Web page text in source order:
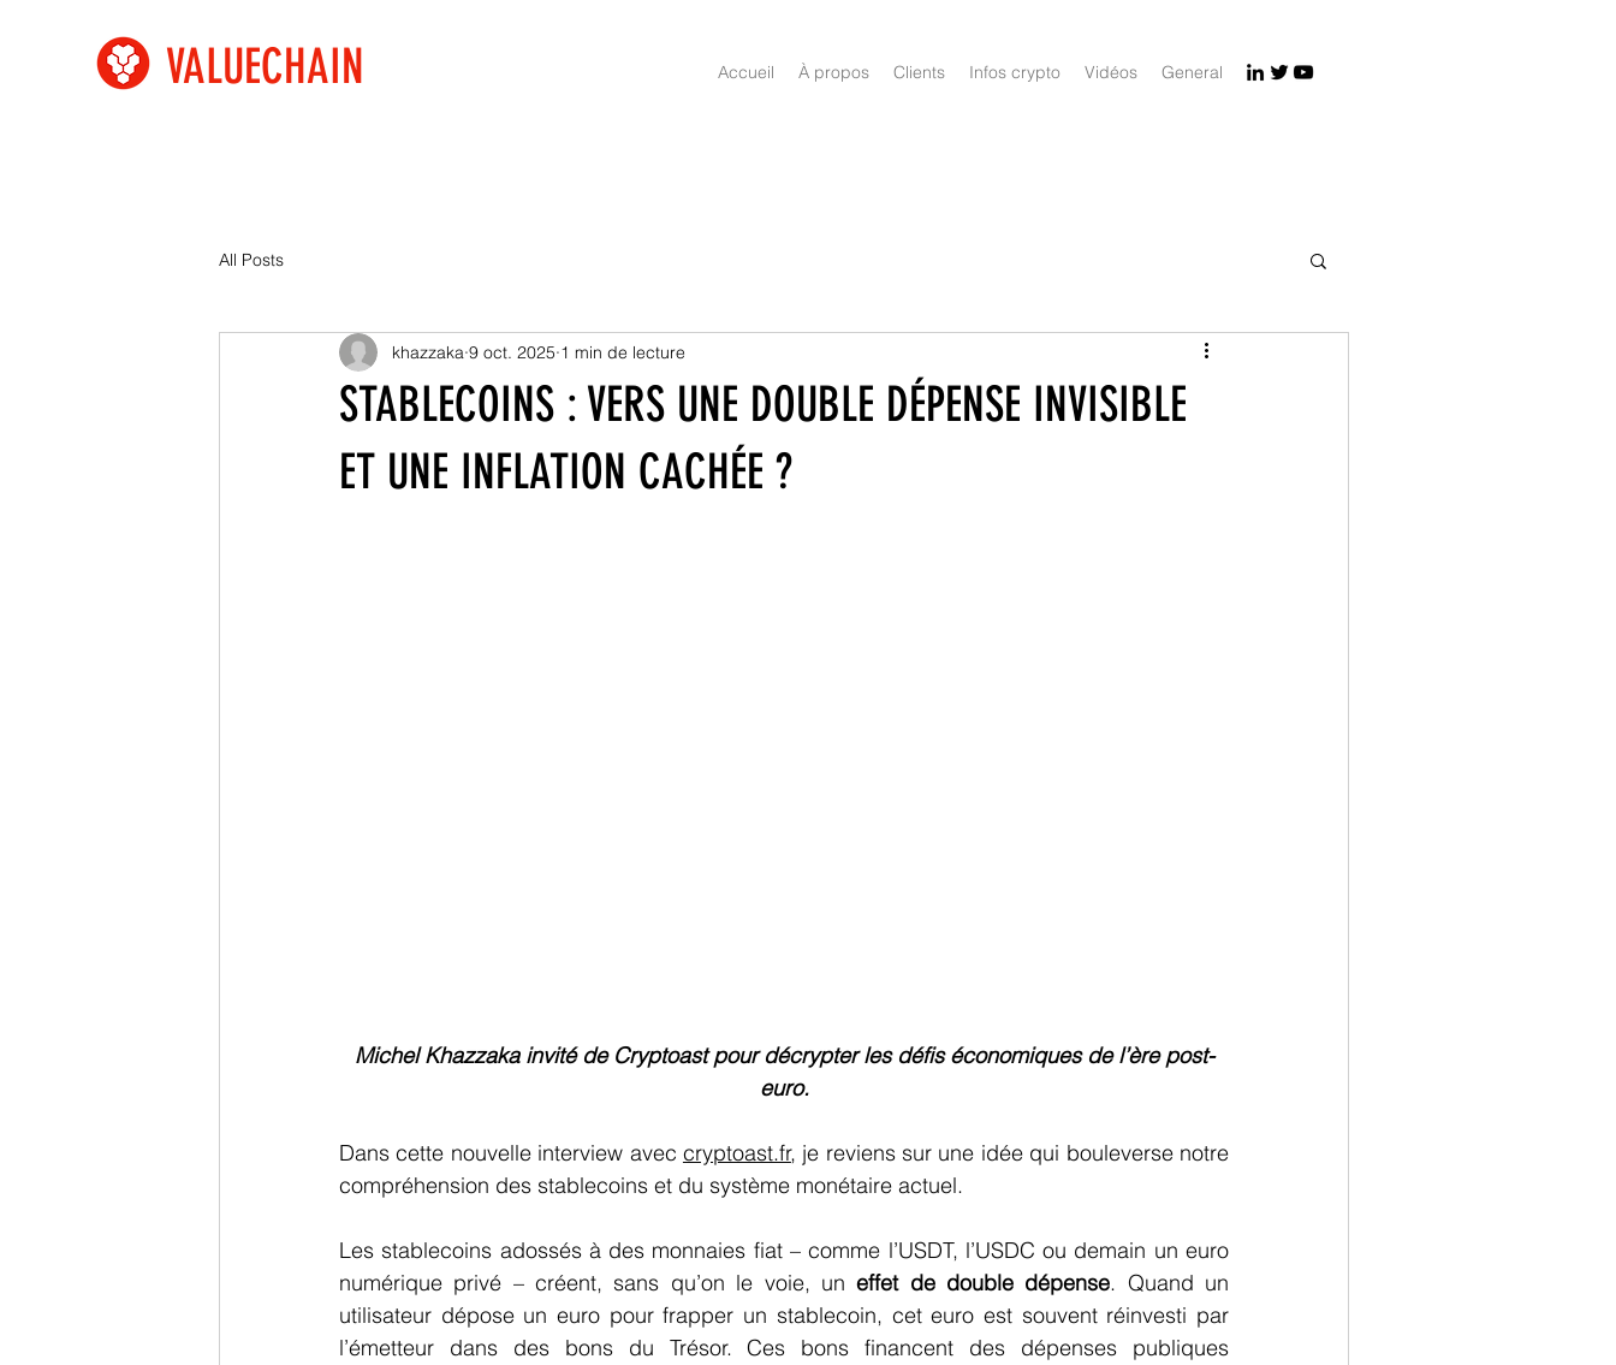
VALUECHAIN Accueil À propos Clients Infos crypto Vidéos General
All Posts
STABLECOINS : VERS UNE DOUBLE DÉPENSE INVISIBLE
ET UNE INFLATION CACHÉE ?
khazzaka 9 oct. 2025 1 min de lecture
Michel Khazzaka invité de Cryptoast pour décrypter les défis économiques de l’ère post-
euro.
Dans cette nouvelle interview avec cryptoast.fr, je reviens sur une idée qui bouleverse notre
compréhension des stablecoins et du système monétaire actuel.
Les stablecoins adossés à des monnaies fiat – comme l’USDT, l’USDC ou demain un euro
numérique privé – créent, sans qu’on le voie, un effet de double dépense. Quand un
utilisateur dépose un euro pour frapper un stablecoin, cet euro est souvent réinvesti par
l’émetteur dans des bons du Trésor. Ces bons financent des dépenses publiques